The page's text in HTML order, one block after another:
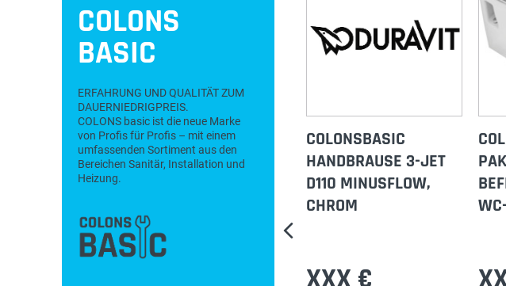
COLONS
BASIC
ERFAHRUNG UND QUALITÄT ZUM
DAUERNIEDRIGPREIS.
COLONS basic ist die neue Marke
von Profis für Profis – mit einem
umfassenden Sortiment aus den
Bereichen Sanitär, Installation und
Heizung.
COLONSBASIC
BADEWANNEN-PAKET,
STAHL MIT
0 CM, MULTIPLEX T
RIO
COLONSBASIC
HANDBRAUSE 3-JET
D110 MINUSFLOW,
CHROM